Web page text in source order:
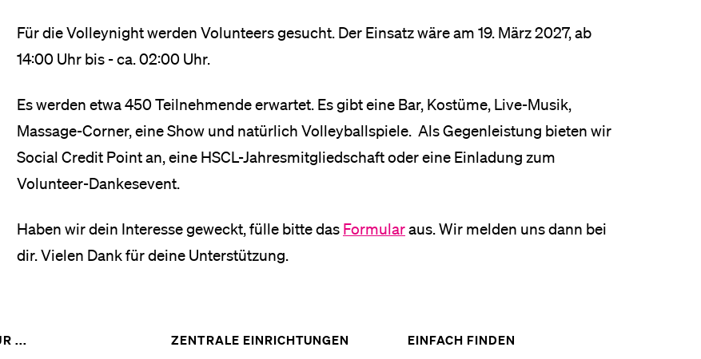
Für die Volleynight werden Volunteers gesucht. Der Einsatz wäre am 19. März 2027, ab
14:00 Uhr bis - ca. 02:00 Uhr.
Es werden etwa 450 Teilnehmende erwartet. Es gibt eine Bar, Kostüme, Live-Musik,
Massage-Corner, eine Show und natürlich Volleyballspiele. Als Gegenleistung bieten wir
Social Credit Point an, eine HSCL-Jahresmitgliedschaft oder eine Einladung zum
Volunteer-Dankesevent.
Haben wir dein Interesse geweckt, fülle bitte das Formularaus. Wir melden uns dann bei
dir. Vielen Dank für deine Unterstützung.
... ZENTRALE EINRICHTUNGEN EINFACH FINDEN
Alumni
Menuplan Mensa
Anmeldung und Zulassung